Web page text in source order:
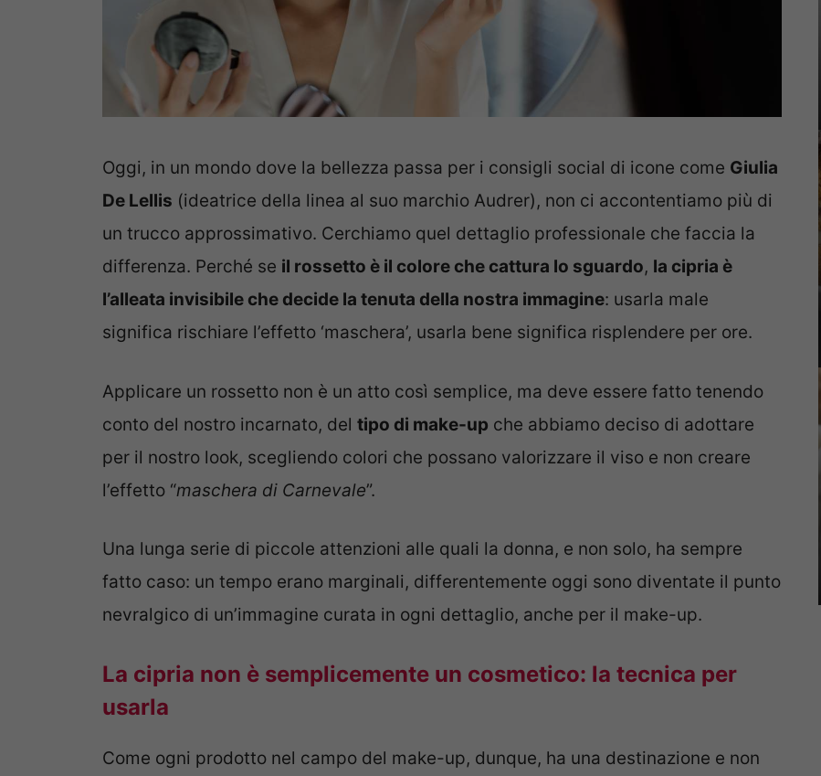
Oggi, in un mondo dove la bellezza passa per i consigli social di icone come Giulia
De Lellis (ideatrice della linea al suo marchio Audrer), non ci accontentiamo più di
un trucco approssimativo. Cerchiamo quel dettaglio professionale che faccia la
differenza. Perché se il rossetto è il colore che cattura lo sguardo, la cipria è
l’alleata invisibile che decide la tenuta della nostra immagine: usarla male
significa rischiare l’effetto ‘maschera’, usarla bene significa risplendere per ore.
Applicare un rossetto non è un atto così semplice, ma deve essere fatto tenendo
conto del nostro incarnato, del tipo di make-up che abbiamo deciso di adottare
per il nostro look, scegliendo colori che possano valorizzare il viso e non creare
l’effetto “maschera di Carnevale”.
Una lunga serie di piccole attenzioni alle quali la donna, e non solo, ha sempre
fatto caso: un tempo erano marginali, differentemente oggi sono diventate il punto
nevralgico di un’immagine curata in ogni dettaglio, anche per il make-up.
La cipria non è semplicemente un cosmetico: la tecnica per
usarla
Come ogni prodotto nel campo del make-up, dunque, ha una destinazione e non